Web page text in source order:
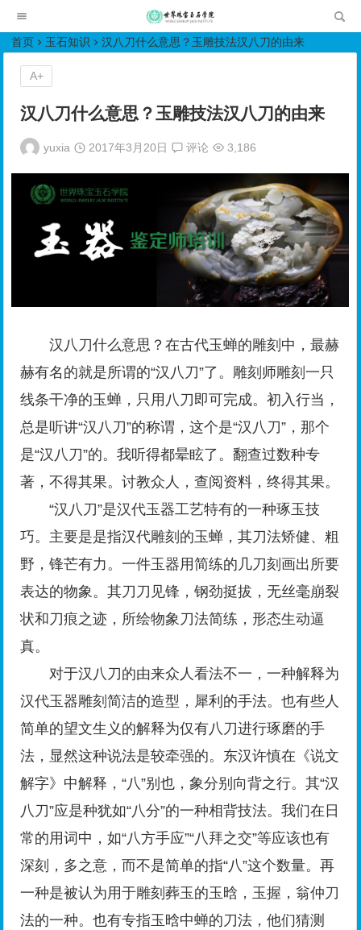
首页 玉石知识 汉八刀什么意思？玉雕技法汉八刀的由来
汉八刀什么意思？玉雕技法汉八刀的由来
yuxia 2017年3月20日 评论 3,186
汉八刀什么意思？在古代玉蝉的雕刻中，最赫
赫有名的就是所谓的“汉八刀”了。雕刻师雕刻一只
线条干净的玉蝉，只用八刀即可完成。初入行当，
总是听讲“汉八刀”的称谓，这个是“汉八刀”，那个
是“汉八刀”的。我听得都晕眩了。翻查过数种专
著，不得其果。讨教众人，查阅资料，终得其果。
“汉八刀”是汉代玉器工艺特有的一种琢玉技
巧。主要是是指汉代雕刻的玉蝉，其刀法矫健、粗
野，锋芒有力。一件玉器用简练的几刀刻画出所要
表达的物象。其刀刀见锋，钢劲挺拔，无丝毫崩裂
状和刀痕之迹，所绘物象刀法简练，形态生动逼
真。
对于汉八刀的由来众人看法不一，一种解释为
汉代玉器雕刻简洁的造型，犀利的手法。也有些人
简单的望文生义的解释为仅有八刀进行琢磨的手
法，显然这种说法是较牵强的。东汉许慎在《说文
解字》中解释，“八”别也，象分别向背之行。其“汉
八刀”应是种犹如“八分”的一种相背技法。我们在日
常的用词中，如“八方手应”“八拜之交”等应该也有
深刻，多之意，而不是简单的指“八”这个数量。再
一种是被认为用于雕刻葬玉的玉晗，玉握，翁仲刀
法的一种。也有专指玉晗中蝉的刀法，他们猜测
A+